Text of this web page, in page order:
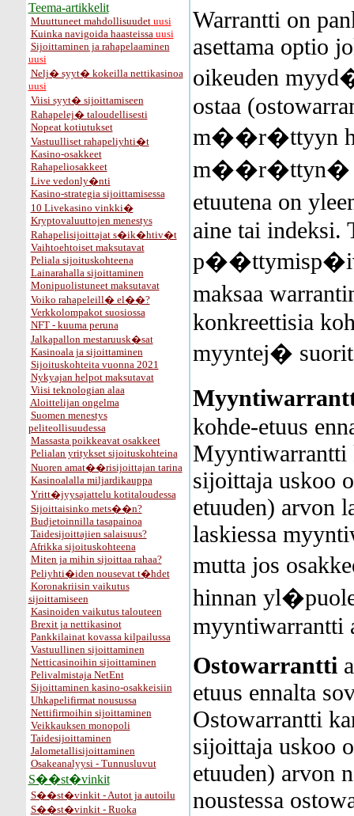
Teema-artikkelit
Muuttuneet mahdollisuudetuusi
Kuinka navigoida haasteissauusi
Sijoittaminen ja rahapelaaminen
uusi
Nelj� syyt� kokeilla nettikasinoa
uusi
Viisi syyt� sijoittamiseen
Rahapelej� taloudellisesti
Nopeat kotiutukset
Vastuulliset rahapeliyhti�t
Kasino-osakkeet
Rahapeliosakkeet
Live vedonly�nti
Kasino-strategia sijoittamisessa
10 Livekasino vinkki�
Kryptovaluuttojen menestys
Rahapelisijoittajat s�ik�htiv�t
Vaihtoehtoiset maksutavat
Peliala sijoituskohteena
Lainarahalla sijoittaminen
Monipuolistuneet maksutavat
Voiko rahapeleill� el��?
Verkkolompakot suosiossa
NFT - kuuma peruna
Jalkapallon mestaruusk�sat
Kasinoala ja sijoittaminen
Sijoituskohteita vuonna 2021
Nykyajan helpot maksutavat
Viisi teknologian alaa
Aloittelijan ongelma
Suomen menestys
peliteollisuudessa
Massasta poikkeavat osakkeet
Pelialan yritykset sijoituskohteina
Nuoren amat��risijoittajan tarina
Kasinoalalla miljardikauppa
Yritt�jyysajattelu kotitaloudessa
Sijoittaisinko mets��n?
Budjetoinnilla tasapainoa
Taidesijoittajien salaisuus?
Afrikka sijoituskohteena
Miten ja mihin sijoittaa rahaa?
Peliyhti�iden nousevat t�hdet
Koronakriisin vaikutus
sijoittamiseen
Kasinoiden vaikutus talouteen
Brexit ja nettikasinot
Pankkilainat kovassa kilpailussa
Vastuullinen sijoittaminen
Netticasinoihin sijoittaminen
Pelivalmistaja NetEnt
Sijoittaminen kasino-osakkeisiin
Uhkapelifirmat nousussa
Nettifirmoihin sijoittaminen
Veikkauksen monopoli
Taidesijoittaminen
Jalometallisijoittaminen
Osakeanalyysi - Tunnusluvut
S��st�vinkit
S��st�vinkit - Autot ja autoilu
S��st�vinkit - Ruoka
Warrantti on
asettama optio
oikeuden
ostaa
m��r�ttyyn
m��r�ttyn�
etuutena on
aine tai indeksi.
maksaa
konkreettisia
myyntej�
kohde-etuus
Myyntiwarrantti
sijoittaja uskoo
etuuden) arvon
laskiessa
mutta jos
hinnan
myyntiwarrantti
Ostowarrantti
etuus ennalta
Ostowarrantti
sijoittaja uskoo
etuuden) arvon
noustessa